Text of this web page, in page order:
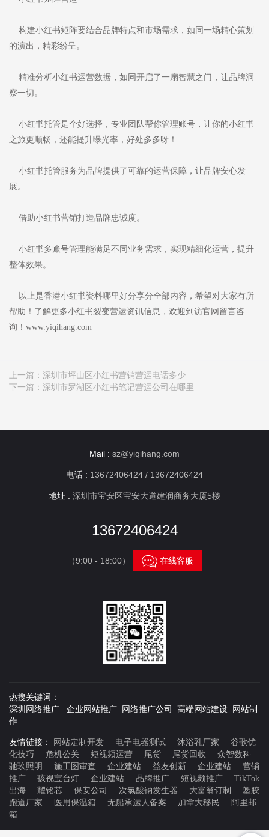
构建小红书矩阵要结合品牌特点和市场需求，如同一场精心策划
的演出，精彩纷呈。
精准分析小红书运营数据，如同开启了一扇智慧之门，让品牌洞
察一切。
小红书托管是个好选择，专业团队帮你管理账号，让你的小红书
之旅更顺畅，还能提升曝光率，好处多多呀！
小红书托管服务为品牌提供了可靠的运营保障，让品牌安心发
展。
借助小红书营销打造品牌忠诚度。
小红书多账号管理能满足不同业务需求，实现精细化运营，提升
整体效果。
以上是香港小红书资料哪里好分享分全部内容，希望对大家有所
帮助！了解更多小红书裂变营运资讯信息，欢迎到访官网留言咨
询！www.yiqihang.com
上一篇： 深圳市坪山区小红书营销营运电话多少
下一篇： 深圳市罗湖区小红书笔记营运公司在哪里
Mail : sz@yiqihang.com
电话 : 13672406424 / 13672406424
地址 : 深圳市宝安区宝安大道建润商务大厦5楼
13672406424
（9:00 - 18:00） 在线客服
热搜关键词：
深圳网络推广 企业网站推广 网络推广公司 高端网站建设 网站制
作
友情链接： 网站定制开发 电子电器测试 沐浴乳厂家
谷歌优
化技巧
危机公关 短视频运营 尾货 尾货回收
众智数科
驰玖照明
施工图审查 企业建站 益友创新 企业建站
营销
推广
孩视宝台灯 企业建站 品牌推广 短视频推广
TikTok
出海
耀铭芯 保安公司 次氯酸钠发生器 大富翁订制
塑胶
跑道厂家
医用保温箱 无船承运人备案 加拿大移民
阿里邮
箱